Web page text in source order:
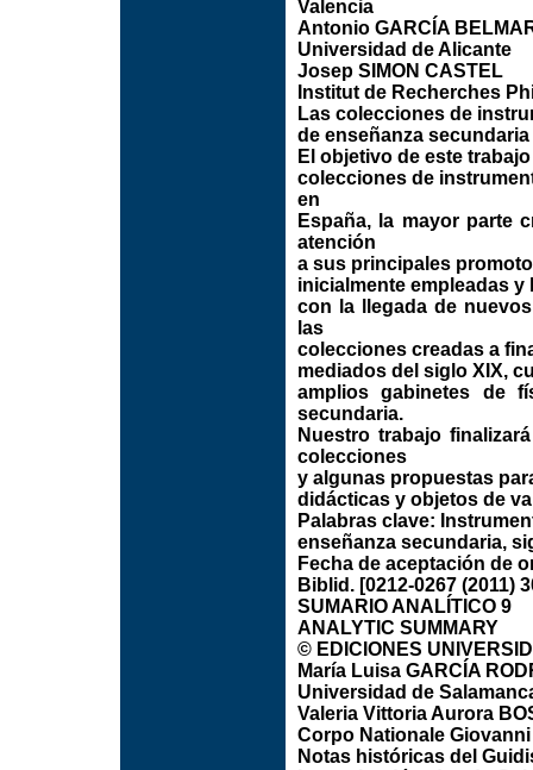
Valencia
Antonio GARCÍA
Universidad de Alicante
Josep SIMON CASTEL
Institut de Recherches
Las colecciones de
de enseñanza
El objetivo de este
colecciones de
en
España, la mayor parte
atención
a sus principales
inicialmente empleadas
con la llegada de
las
colecciones creadas a
mediados del siglo XIX,
amplios gabinetes de
secundaria.
Nuestro trabajo
colecciones
y algunas propuestas
didácticas y objetos de
Palabras clave:
enseñanza secundaria,
Fecha de aceptación de
Biblid. [0212-0267 (2011)
SUMARIO ANALÍTICO 9
ANALYTIC SUMMARY
© EDICIONES
María Luisa GARCÍA
Universidad de
Valeria Vittoria Aurora
Corpo Nationale
Notas históricas del